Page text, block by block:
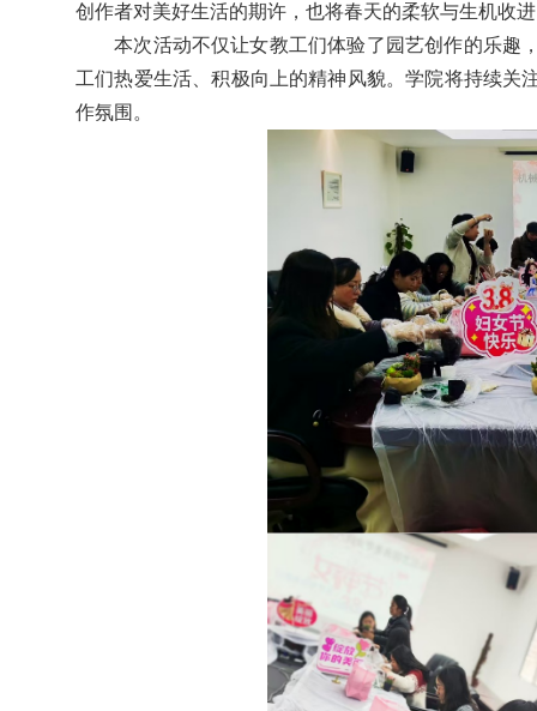
创作者对美好生活的期许，也将春天的柔软与生机收
本次活动不仅让女教工们体验了园艺创作的乐趣
工们热爱生活、积极向上的精神风貌。学院将持续关
作氛围。